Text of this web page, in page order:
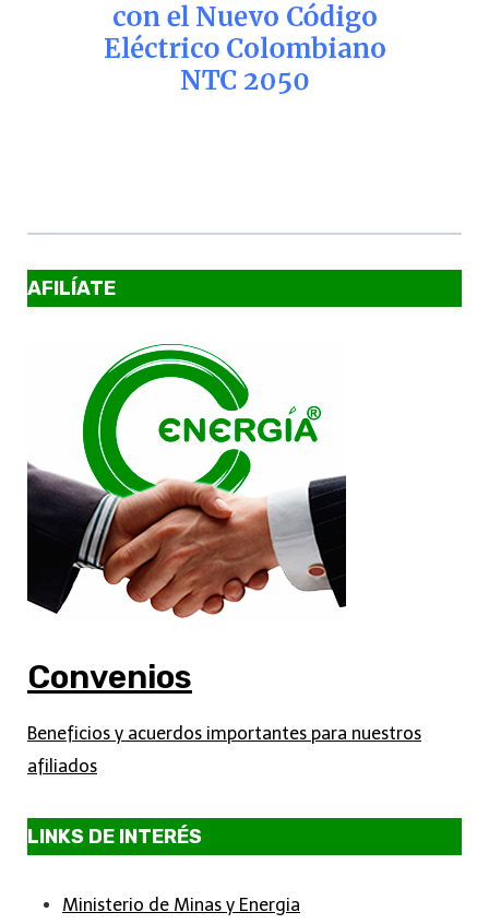
AFILÍATE
Convenios
Beneficios y acuerdos importantes para nuestros
afiliados
LINKS DE INTERÉS
Ministerio de Minas y Energia